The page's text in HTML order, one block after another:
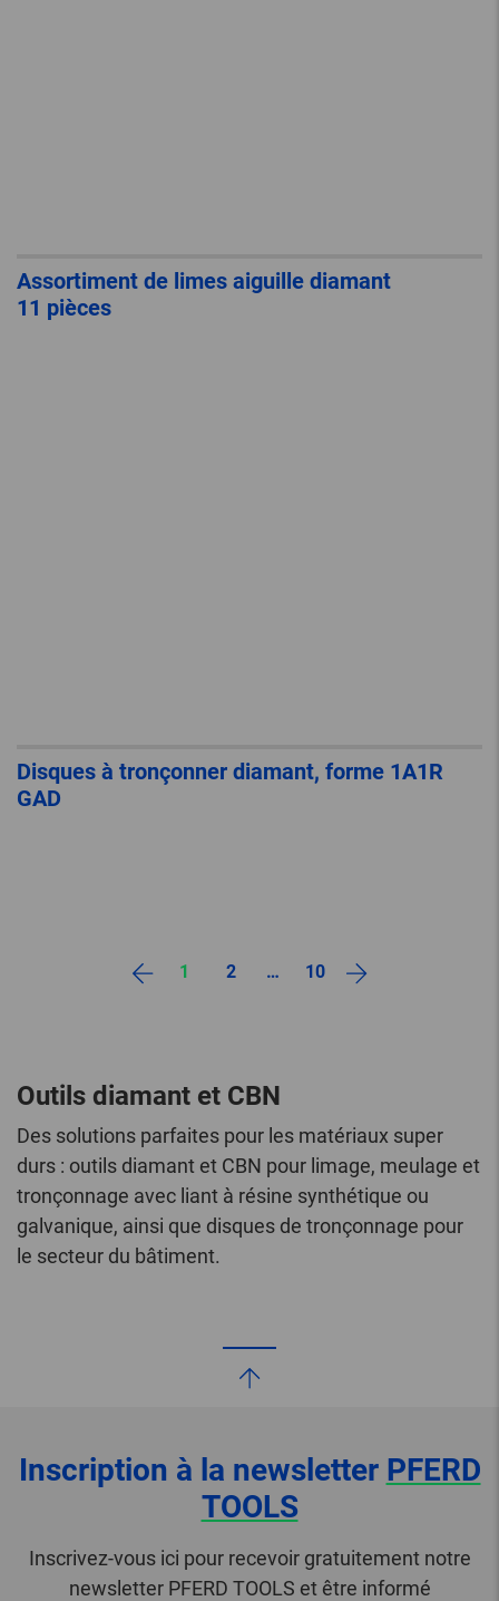
Assortiment de limes aiguille diamant
11 pièces
Disques à tronçonner diamant, forme 1A1R
GAD
1 2 … 10
Outils diamant et CBN
Des solutions parfaites pour les matériaux super
durs : outils diamant et CBN pour limage, meulage et
tronçonnage avec liant à résine synthétique ou
galvanique, ainsi que disques de tronçonnage pour
le secteur du bâtiment.
Inscription à la newsletter PFERD
TOOLS
Inscrivez-vous ici pour recevoir gratuitement notre
newsletter PFERD TOOLS et être informé